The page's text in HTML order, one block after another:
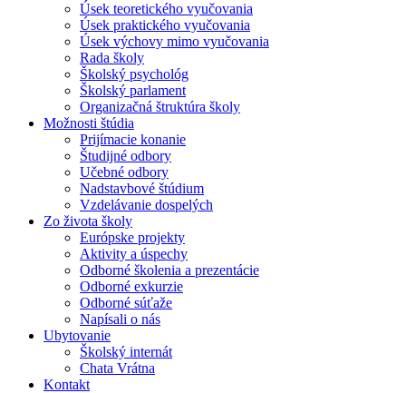
Úsek teoretického vyučovania
Úsek praktického vyučovania
Úsek výchovy mimo vyučovania
Rada školy
Školský psychológ
Školský parlament
Organizačná štruktúra školy
Možnosti štúdia
Prijímacie konanie
Študijné odbory
Učebné odbory
Nadstavbové štúdium
Vzdelávanie dospelých
Zo života školy
Európske projekty
Aktivity a úspechy
Odborné školenia a prezentácie
Odborné exkurzie
Odborné súťaže
Napísali o nás
Ubytovanie
Školský internát
Chata Vrátna
Kontakt